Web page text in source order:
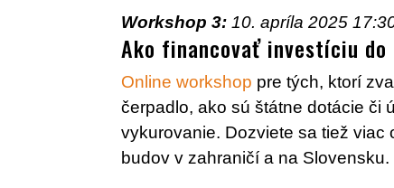
Workshop 3: 10. apríla 2025
Ako financovať investíciu do
Online workshop pre tých, ktorí
čerpadlo, ako sú štátne dotácie či
vykurovanie. Dozviete sa tiež
budov v zahraničí a na Slovensku.